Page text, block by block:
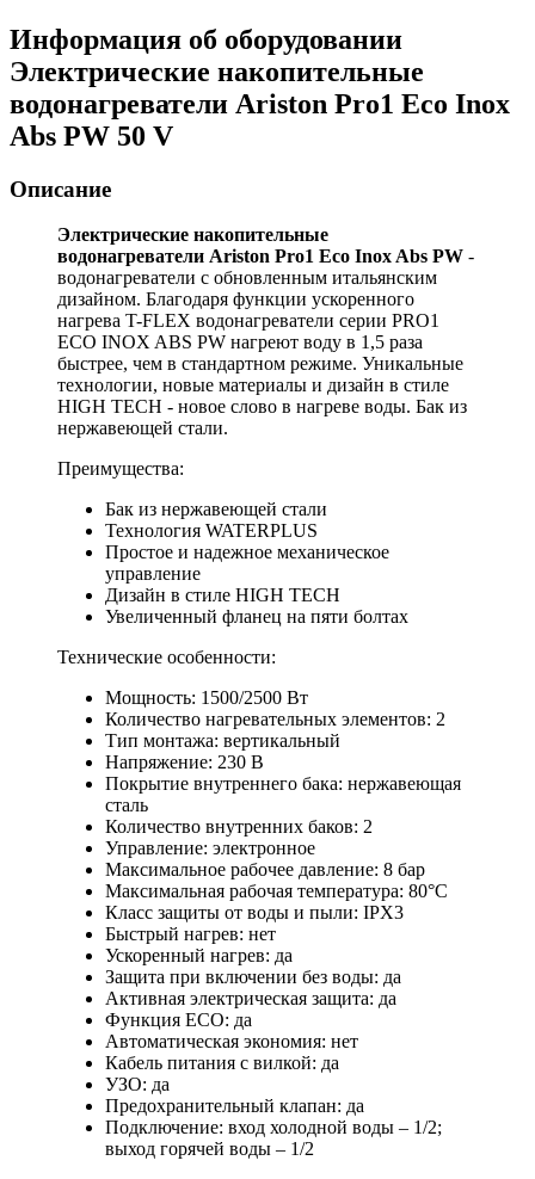
Информация об оборудовании
Электрические накопительные
водонагреватели Ariston Pro1 Eco Inox
Abs PW 50 V
Описание
Электрические накопительные
водонагреватели Ariston Pro1 Eco Inox Abs PW -
водонагреватели с обновленным итальянским
дизайном. Благодаря функции ускоренного
нагрева T-FLEX водонагреватели серии PRO1
ECO INOX ABS PW нагреют воду в 1,5 раза
быстрее, чем в стандартном режиме. Уникальные
технологии, новые материалы и дизайн в стиле
HIGH TECH - новое слово в нагреве воды. Бак из
нержавеющей стали.
Преимущества:
Бак из нержавеющей стали
Технология WATERPLUS
Простое и надежное механическое
управление
Дизайн в стиле HIGH TECH
Увеличенный фланец на пяти болтах
Технические особенности:
Мощность: 1500/2500 Вт
Количество нагревательных элементов: 2
Тип монтажа: вертикальный
Напряжение: 230 В
Покрытие внутреннего бака: нержавеющая
сталь
Количество внутренних баков: 2
Управление: электронное
Максимальное рабочее давление: 8 бар
Максимальная рабочая температура: 80°С
Класс защиты от воды и пыли: IPX3
Быстрый нагрев: нет
Ускоренный нагрев: да
Защита при включении без воды: да
Активная электрическая защита: да
Функция ECO: да
Автоматическая экономия: нет
Кабель питания с вилкой: да
УЗО: да
Предохранительный клапан: да
Подключение: вход холодной воды – 1/2;
выход горячей воды – 1/2